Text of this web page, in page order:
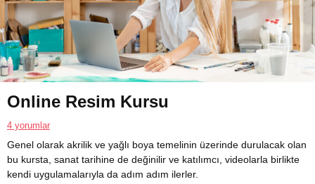
Online Resim Kursu
4 yorumlar
Genel olarak akrilik ve yağlı boya temelinin üzerinde durulacak olan
bu kursta, sanat tarihine de değinilir ve katılımcı, videolarla birlikte
kendi uygulamalarıyla da adım adım ilerler.